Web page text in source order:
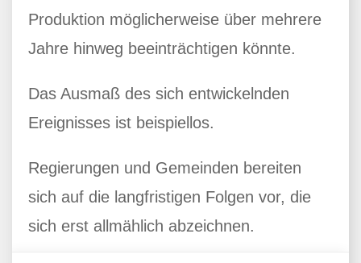
Produktion möglicherweise über mehrere
Jahre hinweg beeinträchtigen könnte.
Das Ausmaß des sich entwickelnden
Ereignisses ist beispiellos.
Regierungen und Gemeinden bereiten
sich auf die langfristigen Folgen vor, die
sich erst allmählich abzeichnen.